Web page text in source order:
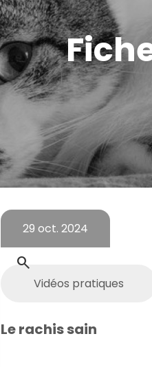
search
29 oct. 2024
Vidéos pratiques
Le rachis sain